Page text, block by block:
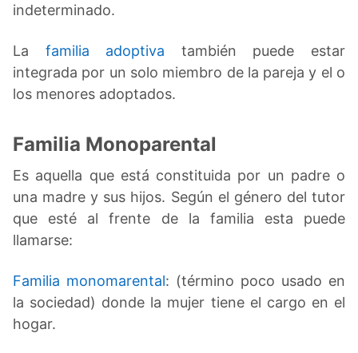
indeterminado.
La familia adoptiva también puede estar
integrada por un solo miembro de la pareja y el o
los menores adoptados.
Familia Monoparental
Es aquella que está constituida por un padre o
una madre y sus hijos. Según el género del tutor
que esté al frente de la familia esta puede
llamarse:
Familia monomarental: (término poco usado en
la sociedad) donde la mujer tiene el cargo en el
hogar.